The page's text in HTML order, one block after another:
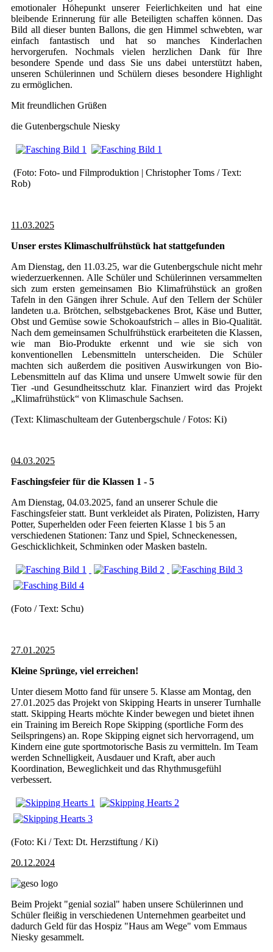
emotionaler Höhepunkt unserer Feierlichkeiten und hat eine
bleibende Erinnerung für alle Beteiligten schaffen können. Das
Bild all dieser bunten Ballons, die gen Himmel schwebten, war
einfach fantastisch und hat so manches Kinderlachen
hervorgerufen. Nochmals vielen herzlichen Dank für Ihre
besondere Spende und dass Sie uns dabei unterstützt haben,
unseren Schülerinnen und Schülern dieses besondere Highlight
zu ermöglichen.
Mit freundlichen Grüßen
die Gutenbergschule Niesky
(Foto: Foto- und Filmproduktion | Christopher Toms / Text:
Rob)
11.03.2025
Unser erstes Klimaschulfrühstück hat stattgefunden
Am Dienstag, den 11.03.25, war die Gutenbergschule nicht mehr
wiederzuerkennen. Alle Schüler und Schülerinnen versammelten
sich zum ersten gemeinsamen Bio Klimafrühstück an großen
Tafeln in den Gängen ihrer Schule. Auf den Tellern der Schüler
landeten u.a. Brötchen, selbstgebackenes Brot, Käse und Butter,
Obst und Gemüse sowie Schokoaufstrich – alles in Bio-Qualität.
Nach dem gemeinsamen Schulfrühstück erarbeiteten die Klassen,
wie man Bio-Produkte erkennt und wie sie sich von
konventionellen Lebensmitteln unterscheiden. Die Schüler
machten sich außerdem die positiven Auswirkungen von Bio-
Lebensmitteln auf das Klima und unsere Umwelt sowie für den
Tier -und Gesundheitsschutz klar. Finanziert wird das Projekt
„Klimafrühstück“ von Klimaschule Sachsen.
(Text: Klimaschulteam der Gutenbergschule / Fotos: Ki)
04.03.2025
Faschingsfeier für die Klassen 1 - 5
Am Dienstag, 04.03.2025, fand an unserer Schule die
Faschingsfeier statt. Bunt verkleidet als Piraten, Polizisten, Harry
Potter, Superhelden oder Feen feierten Klasse 1 bis 5 an
verschiedenen Stationen: Tanz und Spiel, Schneckenessen,
Geschicklichkeit, Schminken oder Masken basteln.
(Foto / Text: Schu)
27.01.2025
Kleine Sprünge, viel erreichen!
Unter diesem Motto fand für unsere 5. Klasse am Montag, den
27.01.2025 das Projekt von Skipping Hearts in unserer Turnhalle
statt. Skipping Hearts möchte Kinder bewegen und bietet ihnen
ein Training im Bereich Rope Skipping (sportliche Form des
Seilspringens) an. Rope Skipping eignet sich hervorragend, um
Kindern eine gute sportmotorische Basis zu vermitteln. Im Team
werden Schnelligkeit, Ausdauer und Kraft, aber auch
Koordination, Beweglichkeit und das Rhythmusgefühl
verbessert.
(Foto: Ki / Text: Dt. Herzstiftung / Ki)
20.12.2024
Beim Projekt "genial sozial" haben unsere Schülerinnen und
Schüler fleißig in verschiedenen Unternehmen gearbeitet und
dadurch Geld für das Hospiz "Haus am Wege" vom Emmaus
Niesky gesammelt.